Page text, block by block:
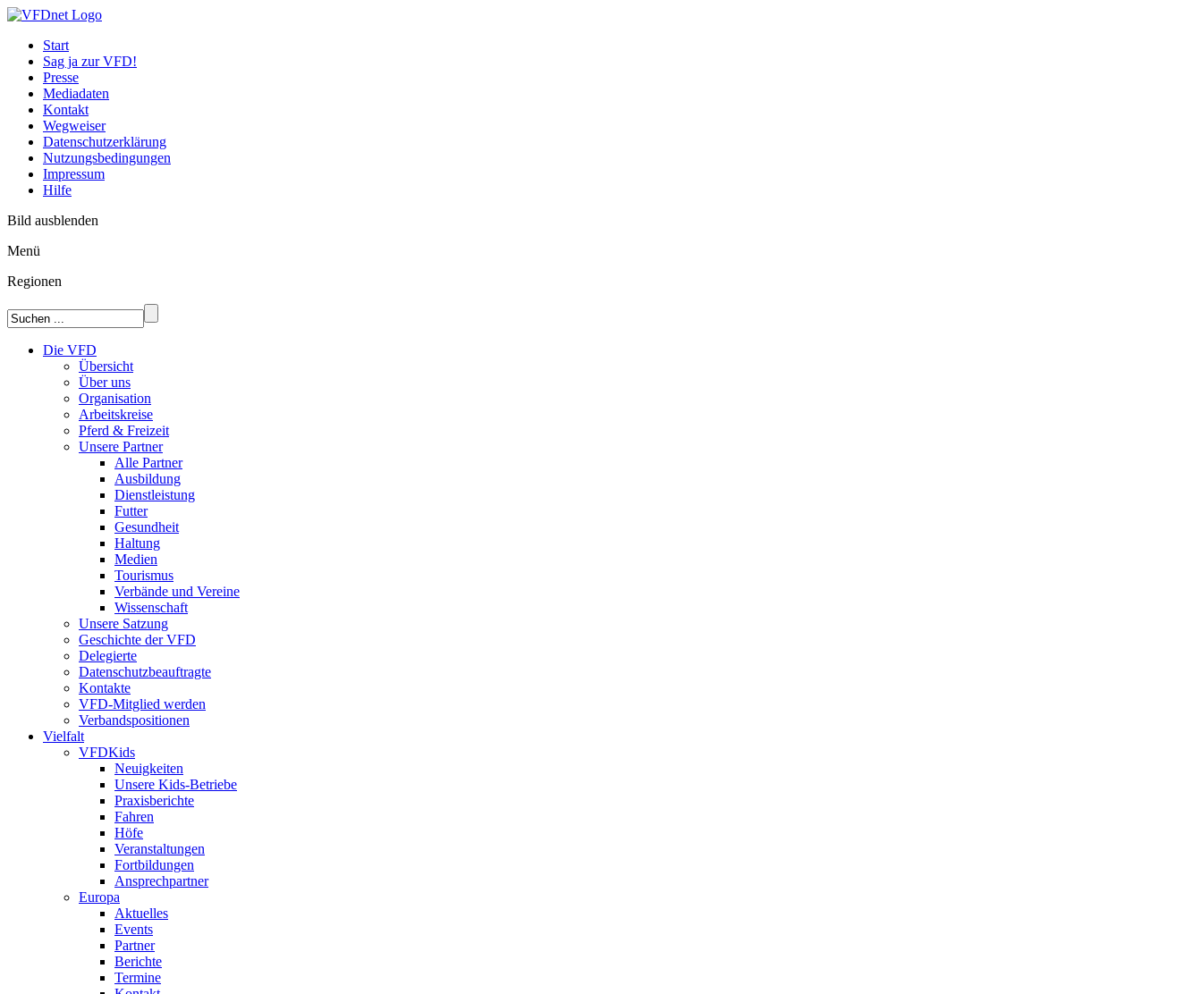
Start
Sag ja zur VFD!
Presse
Mediadaten
Kontakt
Wegweiser
Datenschutzerklärung
Nutzungsbedingungen
Impressum
Hilfe
Bild ausblenden
Menü
Regionen
Die VFD
Übersicht
Über uns
Organisation
Arbeitskreise
Pferd & Freizeit
Unsere Partner
Alle Partner
Ausbildung
Dienstleistung
Futter
Gesundheit
Haltung
Medien
Tourismus
Verbände und Vereine
Wissenschaft
Unsere Satzung
Geschichte der VFD
Delegierte
Datenschutzbeauftragte
Kontakte
VFD-Mitglied werden
Verbandspositionen
Vielfalt
VFDKids
Neuigkeiten
Unsere Kids-Betriebe
Praxisberichte
Fahren
Höfe
Veranstaltungen
Fortbildungen
Ansprechpartner
Europa
Aktuelles
Events
Partner
Berichte
Termine